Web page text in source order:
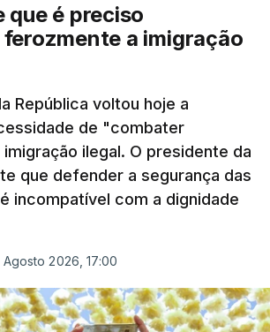
a Marinha, a Autoridade Marítima
Aérea.
cocaína até ao momento de que
2025.
visa a deteção em alto mar
de alta velocidade (EAV) que
para o tráfico de droga.
que é preciso
a imigração
República voltou hoje a
de "combater
ilegal. O presidente da
que defender a segurança das
incompatível com a dignidade
2026, 17:00